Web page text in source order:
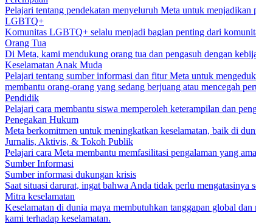
Pelajari tentang pendekatan menyeluruh Meta untuk
LGBTQ+
Komunitas LGBTQ+ selalu menjadi bagian penting dari
Orang Tua
Di Meta, kami mendukung orang tua dan pengasuh dengan
Keselamatan Anak Muda
Pelajari tentang sumber informasi dan fitur Meta untuk
membantu orang-orang yang sedang berjuang atau mencegah
Pendidik
Pelajari cara membantu siswa memperoleh keterampilan dan
Penegakan Hukum
Meta berkomitmen untuk meningkatkan keselamatan, baik di
Jurnalis, Aktivis, & Tokoh Publik
Pelajari cara Meta membantu memfasilitasi pengalaman yang
Sumber Informasi
Sumber informasi dukungan krisis
Saat situasi darurat, ingat bahwa Anda tidak perlu
Mitra keselamatan
Keselamatan di dunia maya membutuhkan tanggapan global
kami terhadap keselamatan.